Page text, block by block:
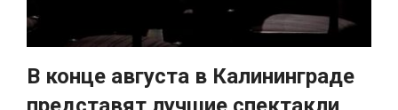
В конце августа в Калининграде